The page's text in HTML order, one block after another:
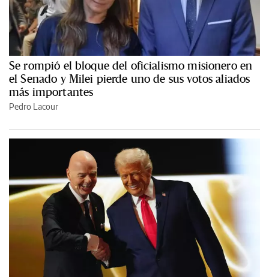
Se rompió el bloque del oficialismo misionero en
el Senado y Milei pierde uno de sus votos aliados
más importantes
Pedro Lacour